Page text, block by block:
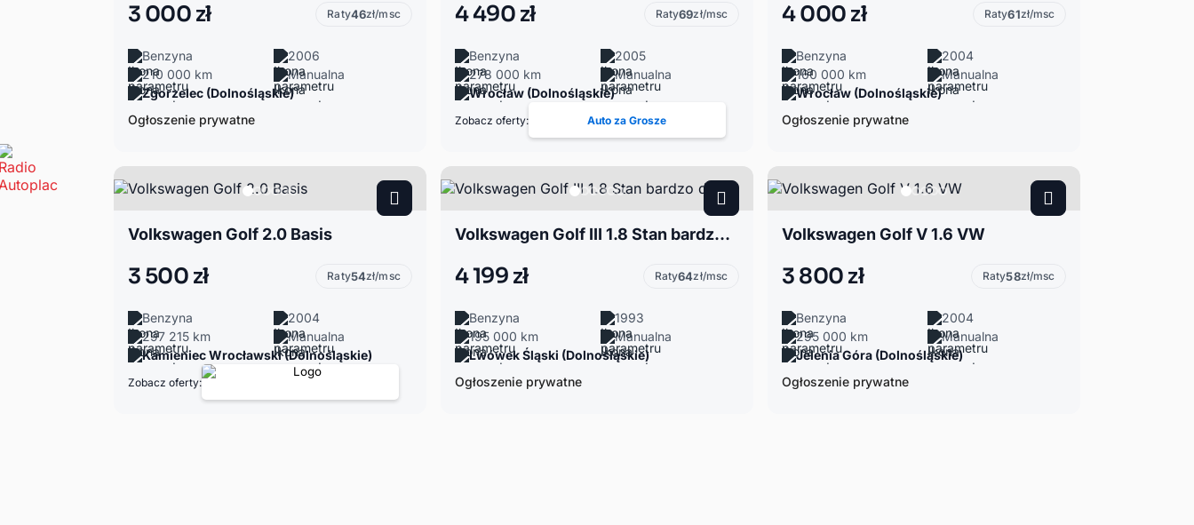
3 000 zł Raty46zł/msc
Benzyna
2006
210 000 km
Manualna
Zgorzelec (Dolnośląskie)
Ogłoszenie prywatne
4 490 zł Raty69zł/msc
Benzyna
2005
278 000 km
Manualna
Wrocław (Dolnośląskie)
Zobacz oferty: Auto za Grosze
4 000 zł Raty61zł/msc
Benzyna
2004
160 000 km
Manualna
Wrocław (Dolnośląskie)
Ogłoszenie prywatne
Volkswagen Golf 2.0 Basis
3 500 zł Raty54zł/msc
Benzyna
2004
297 215 km
Manualna
Kamieniec Wrocławski (Dolnośląskie)
Zobacz oferty:
Volkswagen Golf III 1.8 Stan bardzo dobry
4 199 zł Raty64zł/msc
Benzyna
1993
195 000 km
Manualna
Lwówek Śląski (Dolnośląskie)
Ogłoszenie prywatne
Volkswagen Golf V 1.6 VW
3 800 zł Raty58zł/msc
Benzyna
2004
295 000 km
Manualna
Jelenia Góra (Dolnośląskie)
Ogłoszenie prywatne